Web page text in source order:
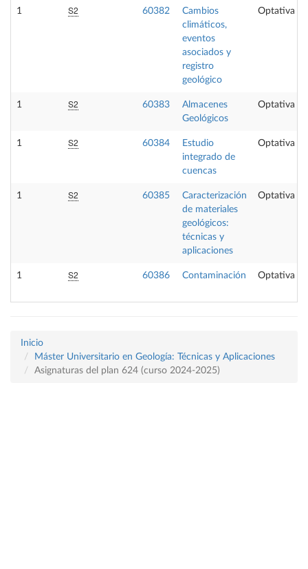
1 S2 60382
Cambios
climáticos,
eventos
asociados y
registro
geológico
Optativa
1 S2 60383
Almacenes
Geológicos
Optativa
1 S2 60384
Estudio
integrado de
cuencas
Optativa
1 S2 60385
Caracterización
de materiales
geológicos:
técnicas y
aplicaciones
Optativa
1 S2 60386 Contaminación Optativa
Inicio
Máster Universitario en Geología: Técnicas y Aplicaciones
Asignaturas del plan 624 (curso 2024-2025)